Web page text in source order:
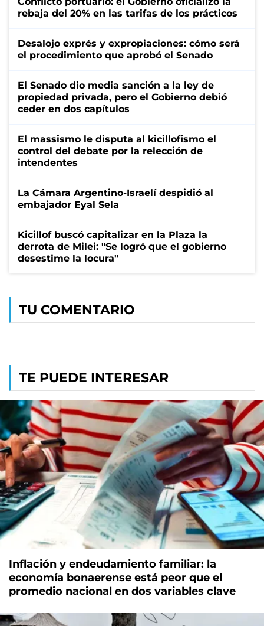
rebaja del 20% en las tarifas de los prácticos
Desalojo exprés y expropiaciones: cómo será
el procedimiento que aprobó el Senado
El Senado dio media sanción a la ley de
propiedad privada, pero el Gobierno debió
ceder en dos capítulos
El massismo le disputa al kicillofismo el
control del debate por la relección de
intendentes
La Cámara Argentino-Israelí despidió al
embajador Eyal Sela
Kicillof buscó capitalizar en la Plaza la
derrota de Milei: "Se logró que el gobierno
desestime la locura"
TU COMENTARIO
TE PUEDE INTERESAR
Inflación y endeudamiento familiar: la
economía bonaerense está peor que el
promedio nacional en dos variables clave